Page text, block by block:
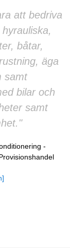
att bedriva
båtar,
äga
samt
bilar och
samt
-